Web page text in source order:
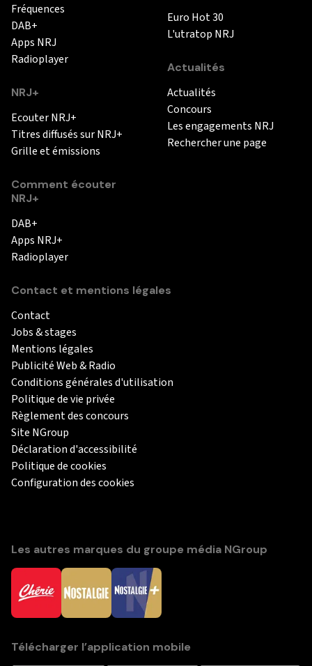
Fréquences
DAB+
Apps NRJ
Radioplayer
NRJ+
Ecouter NRJ+
Titres diffusés sur NRJ+
Grille et émissions
Comment écouter
NRJ+
DAB+
Apps NRJ+
Radioplayer
Euro Hot 30
L'utratop NRJ
Actualités
Actualités
Concours
Les engagements NRJ
Rechercher une page
Contact et mentions légales
Contact
Jobs & stages
Mentions légales
Publicité Web & Radio
Conditions générales d'utilisation
Politique de vie privée
Règlement des concours
Site NGroup
Déclaration d'accessibilité
Politique de cookies
Configuration des cookies
Les autres marques du groupe média NGroup
Télécharger l’application mobile